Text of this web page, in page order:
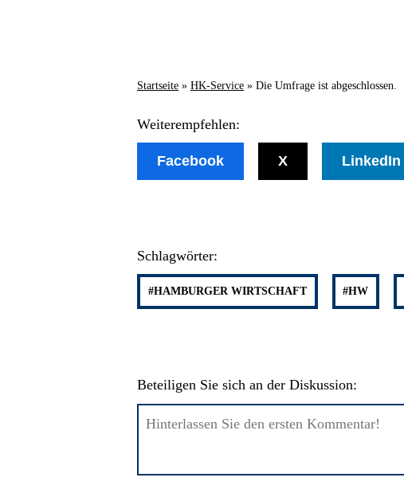
Startseite » HK-Service » Die Umfrage ist abgeschlossen.
Weiterempfehlen:
Facebook X LinkedIn
Schlagwörter:
#HAMBURGER WIRTSCHAFT #HW
Beteiligen Sie sich an der Diskussion: